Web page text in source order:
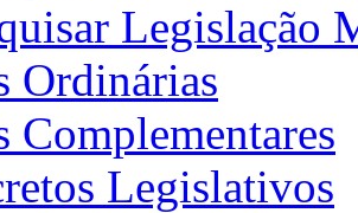
Legislação
Ordinárias
Complementares
Legislativos